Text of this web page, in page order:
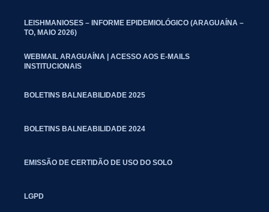
LEISHMANIOSES – INFORME EPIDEMIOLÓGICO (ARAGUAÍNA –
TO, MAIO 2026)
WEBMAIL ARAGUAÍNA | ACESSO AOS E-MAILS
INSTITUCIONAIS
BOLETINS BALNEABILIDADE 2025
BOLETINS BALNEABILIDADE 2024
EMISSÃO DE CERTIDÃO DE USO DO SOLO
LGPD